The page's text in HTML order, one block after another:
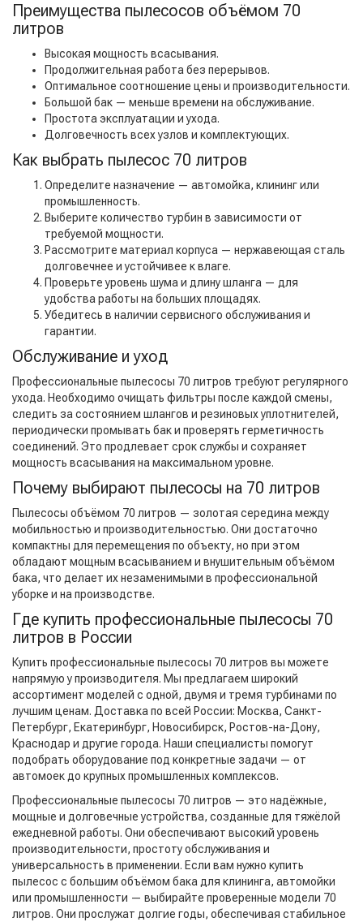
Преимущества пылесосов объёмом 70
литров
Высокая мощность всасывания.
Продолжительная работа без перерывов.
Оптимальное соотношение цены и производительности.
Большой бак — меньше времени на обслуживание.
Простота эксплуатации и ухода.
Долговечность всех узлов и комплектующих.
Как выбрать пылесос 70 литров
Определите назначение — автомойка, клининг или
промышленность.
Выберите количество турбин в зависимости от
требуемой мощности.
Рассмотрите материал корпуса — нержавеющая сталь
долговечнее и устойчивее к влаге.
Проверьте уровень шума и длину шланга — для
удобства работы на больших площадях.
Убедитесь в наличии сервисного обслуживания и
гарантии.
Обслуживание и уход
Профессиональные пылесосы 70 литров требуют регулярного
ухода. Необходимо очищать фильтры после каждой смены,
следить за состоянием шлангов и резиновых уплотнителей,
периодически промывать бак и проверять герметичность
соединений. Это продлевает срок службы и сохраняет
мощность всасывания на максимальном уровне.
Почему выбирают пылесосы на 70 литров
Пылесосы объёмом 70 литров — золотая середина между
мобильностью и производительностью. Они достаточно
компактны для перемещения по объекту, но при этом
обладают мощным всасыванием и внушительным объёмом
бака, что делает их незаменимыми в профессиональной
уборке и на производстве.
Где купить профессиональные пылесосы 70
литров в России
Купить профессиональные пылесосы 70 литров вы можете
напрямую у производителя. Мы предлагаем широкий
ассортимент моделей с одной, двумя и тремя турбинами по
лучшим ценам. Доставка по всей России: Москва, Санкт-
Петербург, Екатеринбург, Новосибирск, Ростов-на-Дону,
Краснодар и другие города. Наши специалисты помогут
подобрать оборудование под конкретные задачи — от
автомоек до крупных промышленных комплексов.
Профессиональные пылесосы 70 литров — это надёжные,
мощные и долговечные устройства, созданные для тяжёлой
ежедневной работы. Они обеспечивают высокий уровень
производительности, простоту обслуживания и
универсальность в применении. Если вам нужно купить
пылесос с большим объёмом бака для клининга, автомойки
или промышленности — выбирайте проверенные модели 70
литров. Они прослужат долгие годы, обеспечивая стабильное